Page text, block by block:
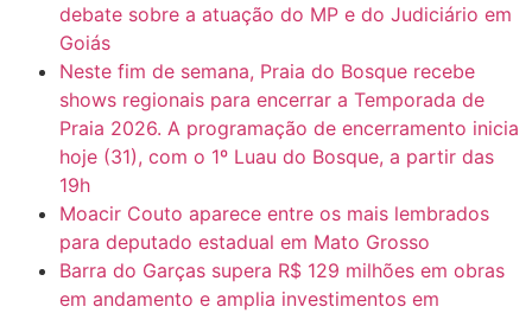
debate sobre a atuação do MP e do Judiciário em
Goiás
Neste fim de semana, Praia do Bosque recebe
shows regionais para encerrar a Temporada de
Praia 2026. A programação de encerramento inicia
hoje (31), com o 1º Luau do Bosque, a partir das
19h
Moacir Couto aparece entre os mais lembrados
para deputado estadual em Mato Grosso
Barra do Garças supera R$ 129 milhões em obras
em andamento e amplia investimentos em